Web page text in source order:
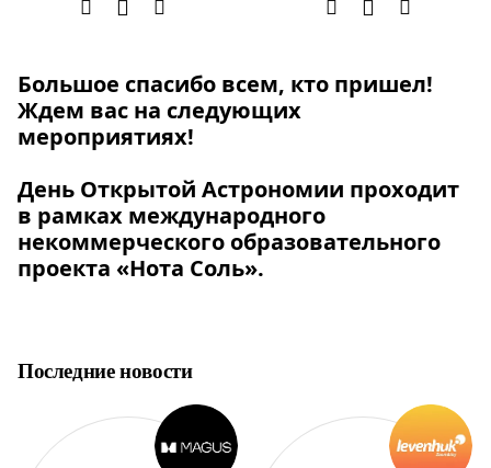
Большое спасибо всем, кто пришел!
Ждем вас на следующих
мероприятиях!
День Открытой Астрономии проходит
в рамках международного
некоммерческого образовательного
проекта «Нота Соль».
Последние новости